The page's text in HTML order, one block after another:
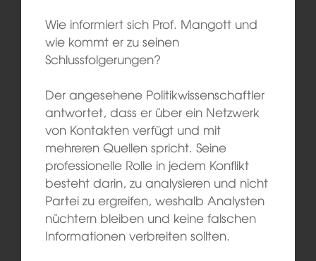
Wie informiert sich Prof. Mangott und
wie kommt er zu seinen
Schlussfolgerungen?
Der angesehene Politikwissenschaftler
antwortet, dass er über ein Netzwerk
von Kontakten verfügt und mit
mehreren Quellen spricht. Seine
professionelle Rolle in jedem Konflikt
besteht darin, zu analysieren und nicht
Partei zu ergreifen, weshalb Analysten
nüchtern bleiben und keine falschen
Informationen verbreiten sollten.